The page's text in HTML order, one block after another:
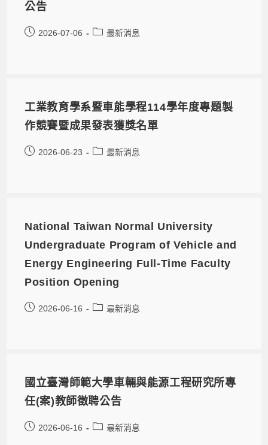
公告
2026-07-06 最新消息
工業教育學系暨車能學程114學年度專題製
作競賽暨成果發表獲獎名單
2026-06-23 最新消息
National Taiwan Normal University
Undergraduate Program of Vehicle and
Energy Engineering Full-Time Faculty
Position Opening
2026-06-16 最新消息
國立臺灣師範大學車輛與能源工程研究所專
任(案)教師徵聘公告
2026-06-16 最新消息